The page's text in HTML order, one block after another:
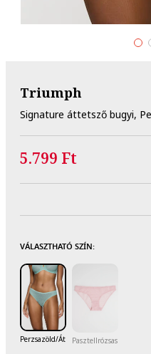
Triumph
Signature áttetsző bugyi,
5.799 Ft
VÁLASZTHATÓ SZÍN:
Perzsazöld/ÁtlátszóPasztellrózsaszín